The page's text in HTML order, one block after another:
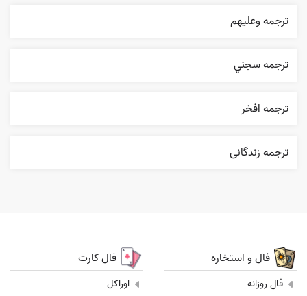
ترجمه وعليهم
ترجمه سجني
ترجمه افخر
ترجمه زندگانی
فال و استخاره
فال روزانه
فال کارت
اوراکل